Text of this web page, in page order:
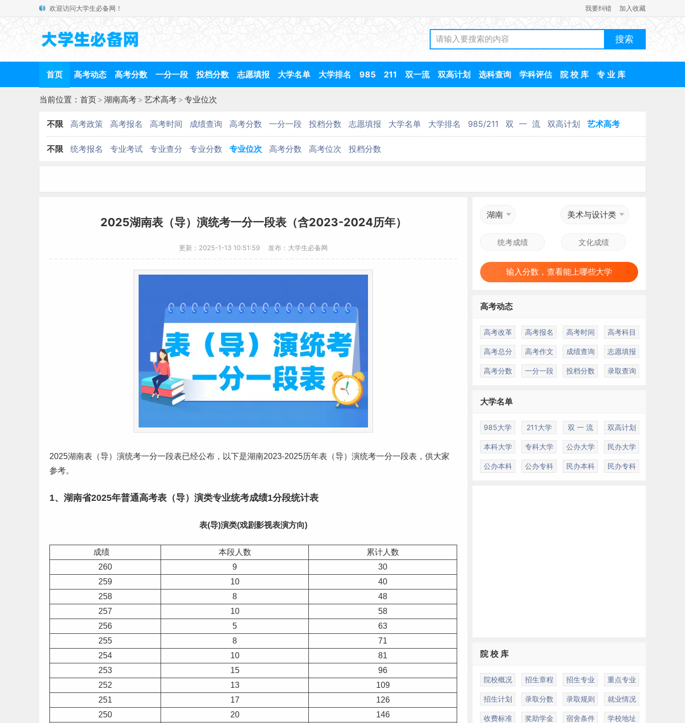
欢迎访问大学生必备网！ 我要纠错 加入收藏
首页 高考动态 高考分数 一分一段 投档分数 志愿填报 大学名单 大学排名 985 211 双一流 双高计划 选科查询 学科评估 院 校 库 专 业 库
当前位置： 首页> 湖南高考> 艺术高考> 专业位次
不限 高考政策 高考报名 高考时间 成绩查询 高考分数 一分一段 投档分数 志愿填报 大学名单 大学排名 985/211 双 一 流 双高计划 艺术高考
不限 统考报名 专业考试 专业查分 专业分数 专业位次 高考分数 高考位次 投档分数
2025湖南表（导）演统考一分一段表（含2023-2024历年）
更新：2025-1-13 10:51:59 发布：大学生必备网
2025湖南表（导）演统考一分一段表已经公布，以下是湖南2023-2025历年表（导）演统考一分一段表，供大家
参考。
1、湖南省2025年普通高考表（导）演类专业统考成绩1分段统计表
表(导)演类(戏剧影视表演方向)
成绩 本段人数
累计人数
260
9
30
259
10
40
258
8
48
257
10
58
256
5
63
255
8
71
254
10
81
253
15
96
252
13
109
251
17
126
250
20
146
湖南 美术与设计类
输入分数，查看能上哪些大学
高考动态
高考改革 高考报名 高考时间 高考科目
高考总分 高考作文 成绩查询 志愿填报
高考分数 一分一段 投档分数 录取查询
大学名单
985大学 211大学 双 一 流 双高计划
本科大学 专科大学 公办大学 民办大学
公办本科 公办专科 民办本科 民办专科
院 校 库
院校概况 招生章程 招生专业 重点专业
招生计划 录取分数 录取规则 就业情况
收费标准 奖助学金 宿舍条件 学校地址